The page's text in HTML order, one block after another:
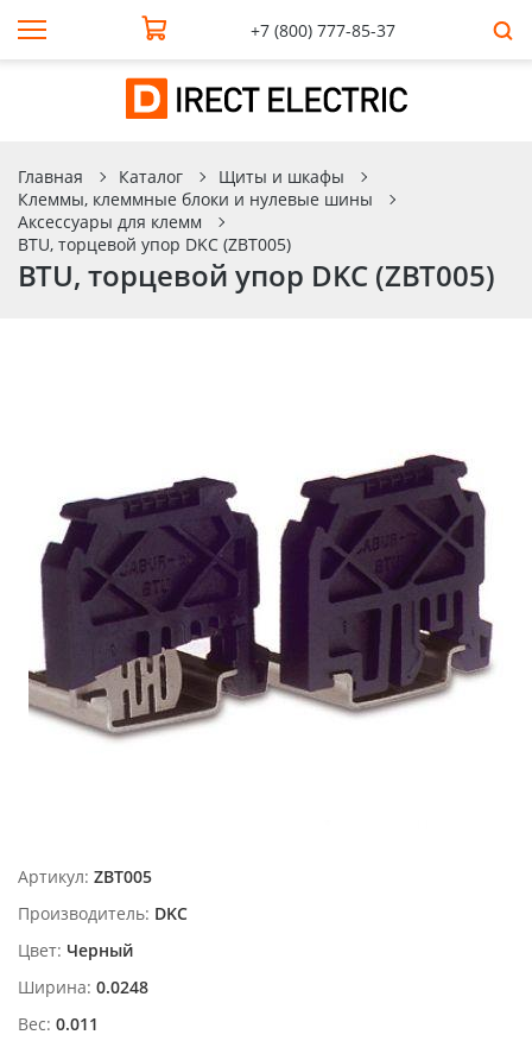
+7 (800) 777-85-37
Главная Каталог
Щиты и шкафы
Клеммы, клеммные блоки и нулевые шины
Аксессуары для клемм
BTU, торцевой упор DKC (ZBT005)
BTU, торцевой упор DKC (ZBT005)
Артикул: ZBT005
Производитель: DKC
Цвет: Черный
Ширина: 0.0248
Вес: 0.011